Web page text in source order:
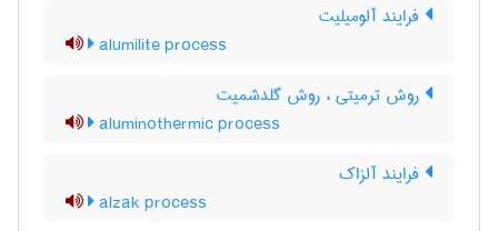
فرایند آلومیلیت
alumilite process
روش ترمیتی ، روش گلدشمیت
aluminothermic process
فرایند آلزاک
alzak process